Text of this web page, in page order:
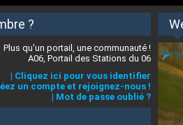
?
Plus qu'un portail, une communauté !
A06, Portail des Stations du 06
| Cliquez ici pour vous identifier
un compte et rejoignez-nous !
| Mot de passe oublié ?